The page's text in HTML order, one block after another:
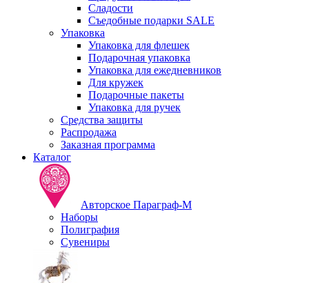
Сладости
Съедобные подарки SALE
Упаковка
Упаковка для флешек
Подарочная упаковка
Упаковка для ежедневников
Для кружек
Подарочные пакеты
Упаковка для ручек
Средства защиты
Распродажа
Заказная программа
Каталог
Авторское Параграф-М
Наборы
Полиграфия
Сувениры